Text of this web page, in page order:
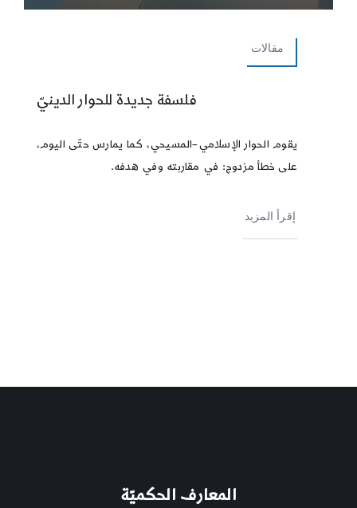
مقالات
فلسفة جديدة للحوار الدينيّ
يقوم الحوار الإسلامي–المسيحي، كما يمارس حتّى اليوم،
على خطأ مزدوج: في مقاربته وفي هدفه.
إقرأ المزيد
المعارف الحكميّة